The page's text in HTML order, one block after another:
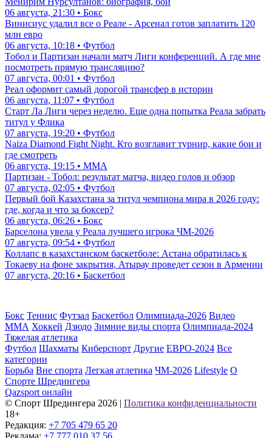
06 августа, 21:30 • Бокс
Винисиус удалил все о Реале - Арсенал готов заплатить 120
млн евро
06 августа, 10:18 • Футбол
Тобол и Партизан начали матч Лиги конференций. А где мне
посмотреть прямую трансляцию?
07 августа, 00:01 • Футбол
Реал оформит самый дорогой трансфер в истории
06 августа, 11:07 • Футбол
Старт Ла Лиги через неделю. Еще одна попытка Реала забрать
титул у Флика
07 августа, 19:20 • Футбол
Naiza Diamond Fight Night. Кто возглавит турнир, какие бои и
где смотреть
06 августа, 19:15 • ММА
Партизан - Тобол: результат матча, видео голов и обзор
07 августа, 02:05 • Футбол
Первый бой Казахстана за титул чемпиона мира в 2026 году:
где, когда и что за боксер?
06 августа, 06:26 • Бокс
Барселона увела у Реала лучшего игрока ЧМ-2026
07 августа, 09:54 • Футбол
Коллапс в казахстанском баскетболе: Астана обратилась к
Токаеву на фоне закрытия, Атырау проведет сезон в Армении
07 августа, 20:16 • Баскетбол
Бокс Теннис Футзал Баскетбол Олимпиада-2026 Видео
ММА Хоккей Дзюдо Зимние виды спорта Олимпиада-2024
Тяжелая атлетика
Футбол Шахматы Киберспорт Другие ЕВРО-2024 Все
категории
Борьба Вне спорта Легкая атлетика ЧМ-2026 Lifestyle О
Спорте Шредингера
Qazsport онлайн
© Cпорт Шредингера 2026 | Политика конфиденциальности
18+
Редакция: +7 705 479 65 20